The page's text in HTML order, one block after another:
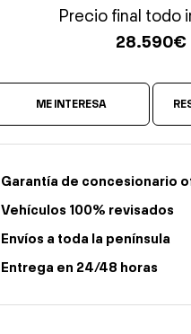
Precio final todo
28.590€
ME INTERESA
Garantía de concesionario
Vehículos 100% revisados
Envíos a toda la península
Entrega en 24/48 horas